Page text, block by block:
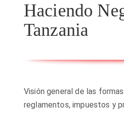
Haciendo
Tanzania
Visión general de las
reglamentos, impuestos y